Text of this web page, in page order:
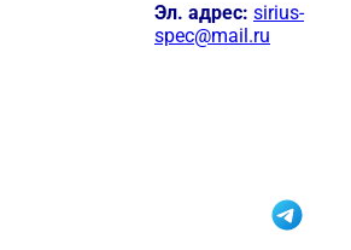
Эл. адрес: sirius-
spec@mail.ru